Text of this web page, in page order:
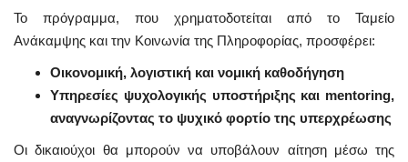
Το πρόγραμμα, που χρηματοδοτείται από το Ταμείο
Ανάκαμψης και την Κοινωνία της Πληροφορίας, προσφέρει:
Οικονομική, λογιστική και νομική καθοδήγηση
Υπηρεσίες ψυχολογικής υποστήριξης και mentoring,
αναγνωρίζοντας το ψυχικό φορτίο της υπερχρέωσης
Οι δικαιούχοι θα μπορούν να υποβάλουν αίτηση μέσω της